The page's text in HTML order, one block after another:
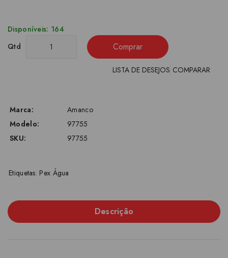
Disponíveis: 164
Qtd
Comprar
LISTA DE DESEJOS COMPARAR
Marca:
Amanco
Modelo:
97755
SKU:
97755
Etiquetas: Pex Água
Descrição